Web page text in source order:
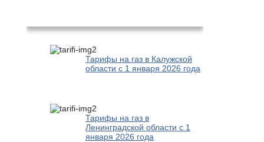
Тарифы на газ в Калужской
области с 1 января 2026 года
Тарифы на газ в
Ленинградской области с 1
января 2026 года